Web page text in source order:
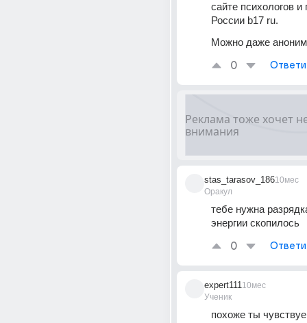
сайте психологов и
России b17 ru.
Можно даже
0
stas_tarasov_186
Оракул
10мес
тебе нужна
энергии скопилось
0
expert111
Ученик
10мес
похоже ты